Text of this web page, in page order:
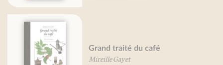
Grand traité du café
Mireille Gayet